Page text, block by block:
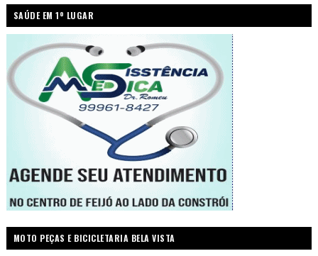
SAÚDE EM 1º LUGAR
MOTO PEÇAS E BICICLETARIA BELA VISTA